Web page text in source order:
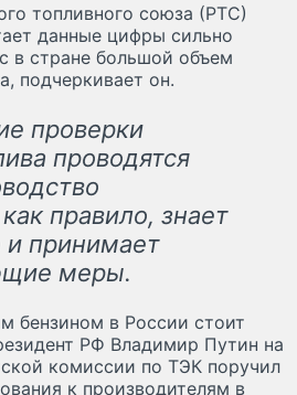
топливного союза (РТС)
данные цифры сильно
в стране большой объем
подчеркивает он.
проверки
проводятся
правило, знает
и принимает
меры.
бензином в России стоит
РФ Владимир Путин на
комиссии по ТЭК поручил
к производителям в